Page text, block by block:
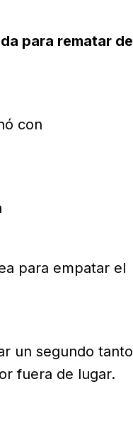
para rematar de
con
para empatar el
un segundo tanto
fuera de lugar.